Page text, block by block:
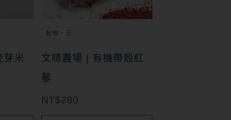
芽米
乾物・豆
文晴農場 | 有機帶殼紅
藜
NT$280